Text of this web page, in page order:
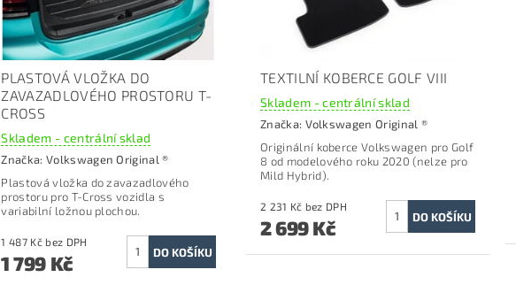
PLASTOVÁ VLOŽKA DO
ZAVAZADLOVÉHO PROSTORU T-
CROSS
Skladem - centrální sklad
Značka: Volkswagen Original ®
Plastová vložka do zavazadlového
prostoru pro T-Cross vozidla s
variabilní ložnou plochou.
1 487 Kč bez DPH
1 799 Kč
TEXTILNÍ KOBERCE GOLF VIII
Skladem - centrální sklad
Značka: Volkswagen Original ®
Originální koberce Volkswagen pro Golf
8 od modelového roku 2020 (nelze pro
Mild Hybrid).
2 231 Kč bez DPH
2 699 Kč